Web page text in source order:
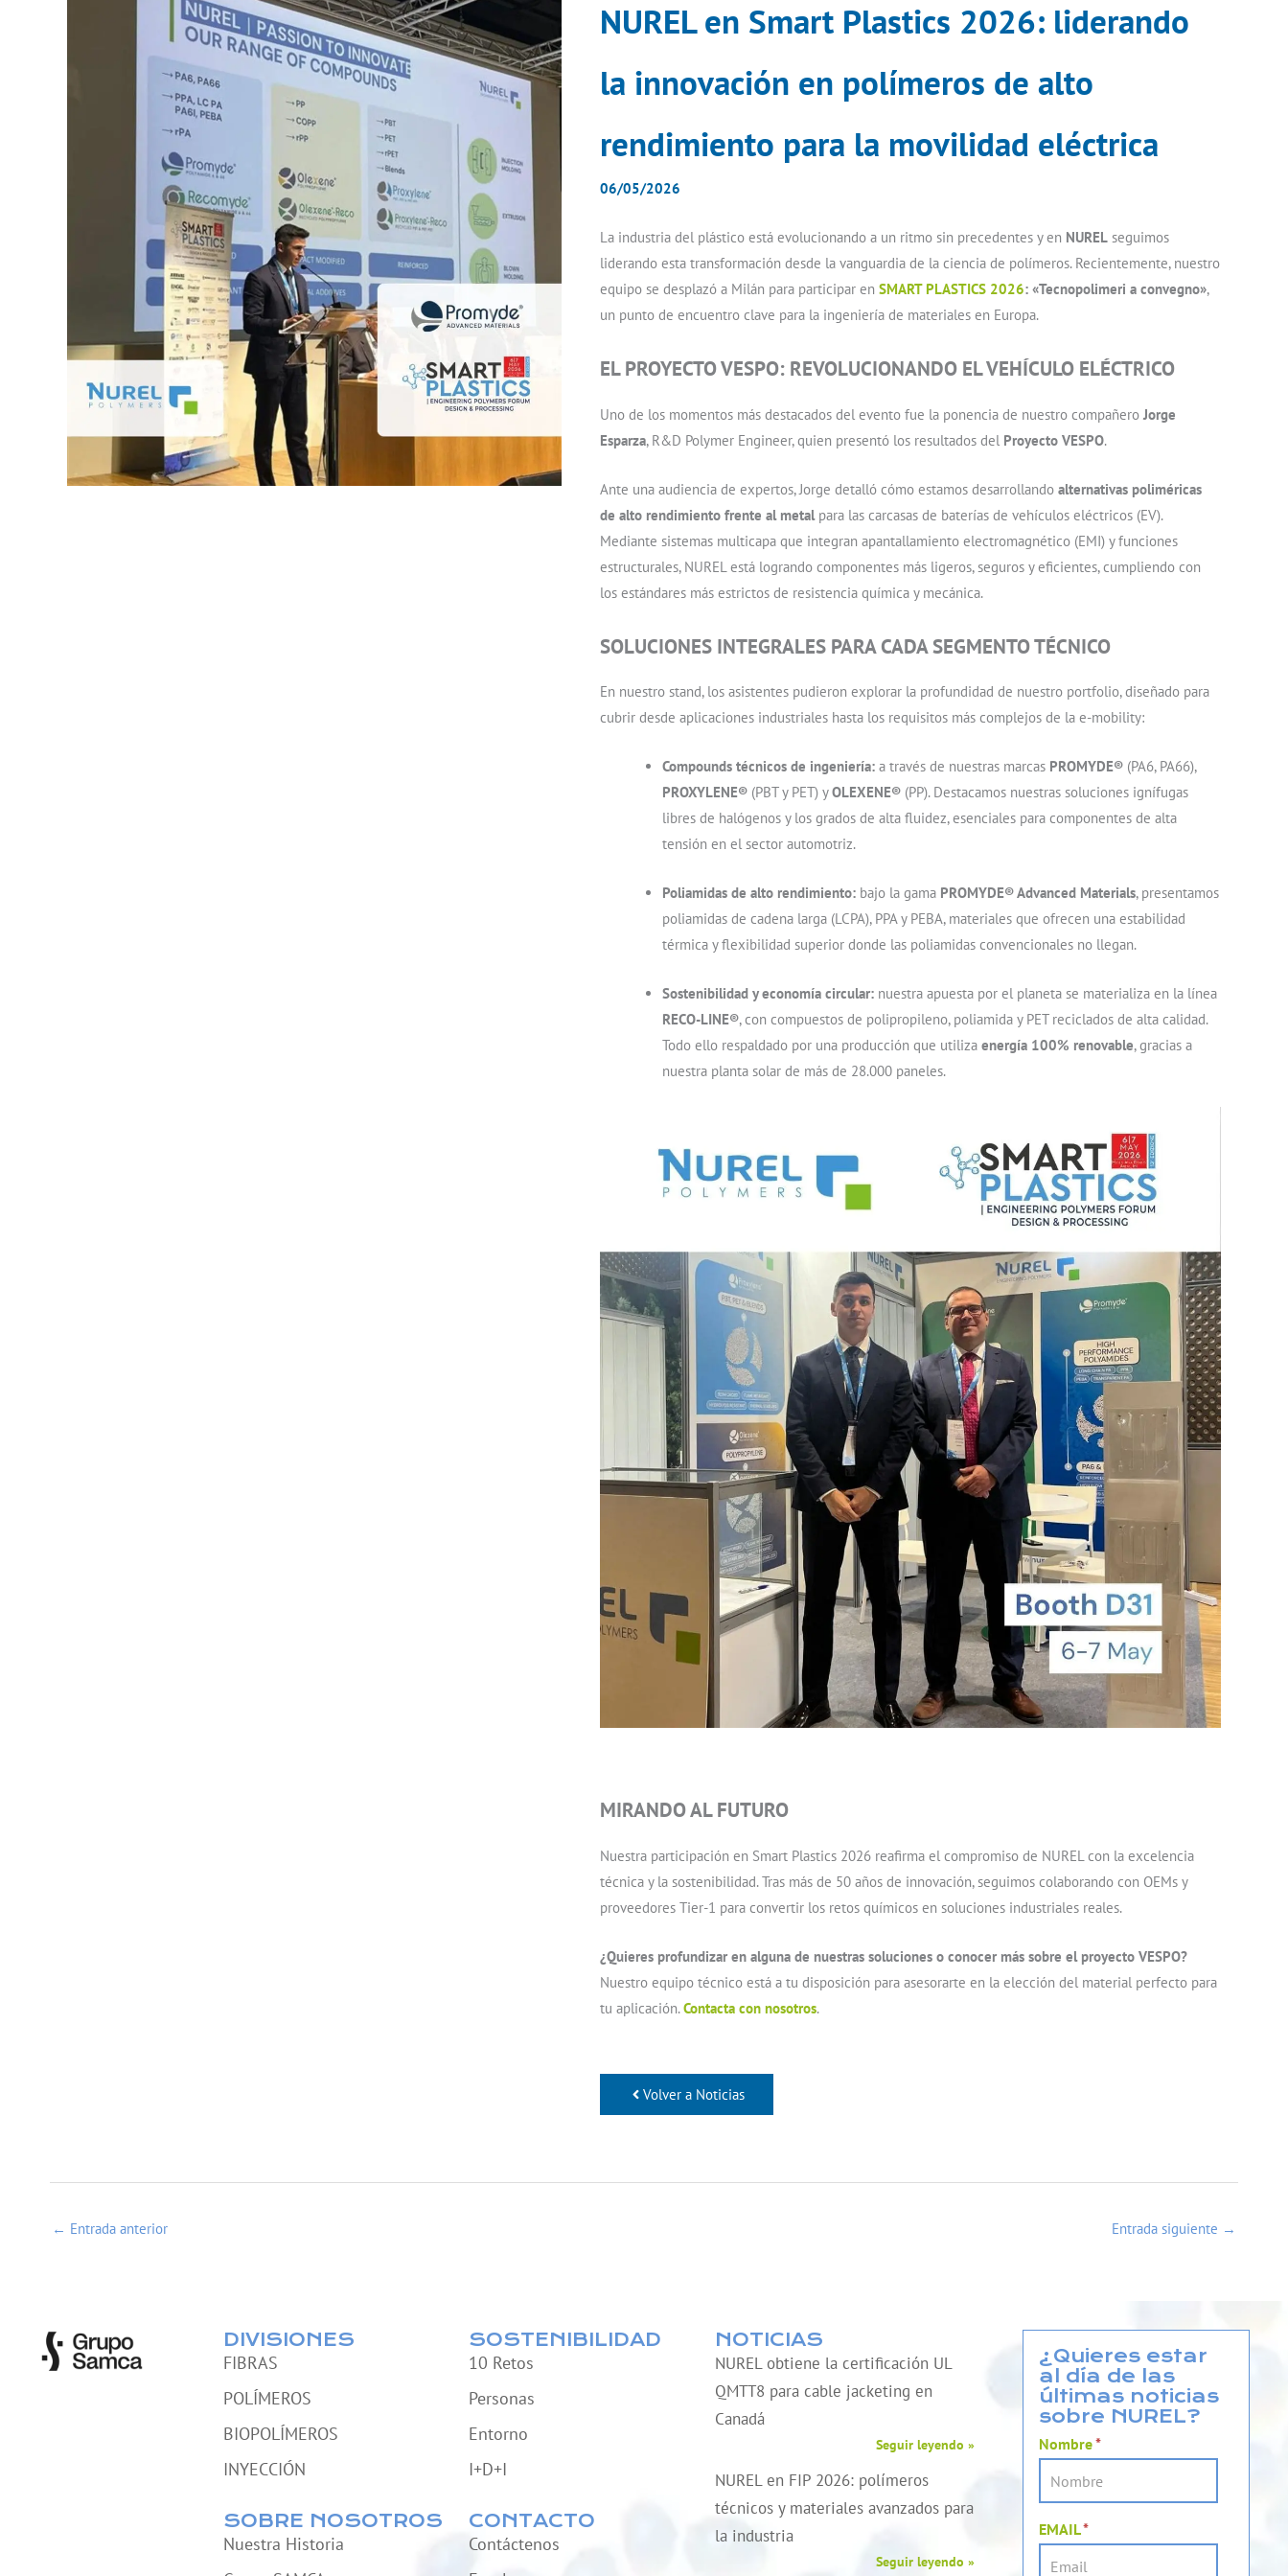
NUREL en Smart Plastics 2026: liderando
la innovación en polímeros de alto
rendimiento para la movilidad eléctrica
06/05/2026
La industria del plástico está evolucionando a un ritmo sin precedentes y en NUREL seguimos
liderando esta transformación desde la vanguardia de la ciencia de polímeros. Recientemente, nuestro
equipo se desplazó a Milán para participar enSMART PLASTICS 2026: «Tecnopolimeri a convegno»,
un punto de encuentro clave para la ingeniería de materiales en Europa.
EL PROYECTO VESPO: REVOLUCIONANDO EL VEHÍCULO ELÉCTRICO
Uno de los momentos más destacados del evento fue la ponencia de nuestro compañeroJorge
Esparza, R&D Polymer Engineer, quien presentó los resultados del Proyecto VESPO.
Ante una audiencia de expertos, Jorge detalló cómo estamos desarrollandoalternativas poliméricas
de alto rendimiento frente al metalpara las carcasas de baterías de vehículos eléctricos (EV).
Mediante sistemas multicapa que integran apantallamiento electromagnético (EMI) y funciones
estructurales, NUREL está logrando componentes más ligeros, seguros y eficientes, cumpliendo con
los estándares más estrictos de resistencia química y mecánica.
SOLUCIONES INTEGRALES PARA CADA SEGMENTO TÉCNICO
En nuestro stand, los asistentes pudieron explorar la profundidad de nuestro portfolio, diseñado para
cubrir desde aplicaciones industriales hasta los requisitos más complejos de la e-mobility:
Compounds técnicos de ingeniería: a través de nuestras marcas PROMYDE® (PA6, PA66),
PROXYLENE® (PBT y PET) yOLEXENE® (PP). Destacamos nuestras soluciones ignífugas
libres de halógenos y los grados de alta fluidez, esenciales para componentes de alta
tensión en el sector automotriz.
Poliamidas de alto rendimiento: bajo la gama PROMYDE® Advanced Materials, presentamos
poliamidas de cadena larga (LCPA), PPA y PEBA, materiales que ofrecen una estabilidad
térmica y flexibilidad superior donde las poliamidas convencionales no llegan.
Sostenibilidad y economía circular: nuestra apuesta por el planeta se materializa en la línea
RECO-LINE®, con compuestos de polipropileno, poliamida y PET reciclados de alta calidad.
Todo ello respaldado por una producción que utilizaenergía 100% renovable, gracias a
nuestra planta solar de más de 28.000 paneles.
MIRANDO AL FUTURO
Nuestra participación en Smart Plastics 2026 reafirma el compromiso de NUREL con la excelencia
técnica y la sostenibilidad. Tras más de 50 años de innovación, seguimos colaborando con OEMs y
proveedores Tier-1 para convertir los retos químicos en soluciones industriales reales.
¿Quieres profundizar en alguna de nuestras soluciones o conocer más sobre el proyecto VESPO?
Nuestro equipo técnico está a tu disposición para asesorarte en la elección del material perfecto para
tu aplicación.Contacta con nosotros.
Volver a Noticias
← Entrada anterior Entrada siguiente →
DIVISIONES
FIBRAS
POLÍMEROS
BIOPOLÍMEROS
INYECCIÓN
SOBRE NOSOTROS
Nuestra Historia
SOSTENIBILIDAD
10 Retos
Personas
Entorno
I+D+I
CONTACTO
Contáctenos
NOTICIAS
NUREL obtiene la certificación UL
QMTT8 para cable jacketing en
Canadá
Seguir leyendo »
NUREL en FIP 2026: polímeros
técnicos y materiales avanzados para
la industria
Seguir leyendo »
¿Quieres estar
al día de las
últimas noticias
sobre NUREL?
Nombre*
EMAIL*